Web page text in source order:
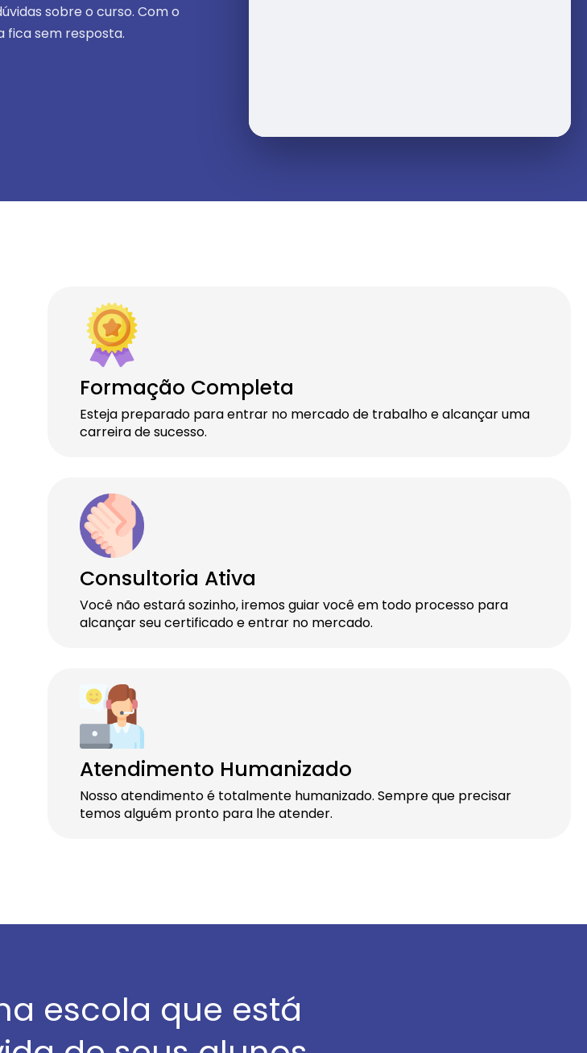
sobre o curso. Com o
fica sem resposta.
Formação Completa
Esteja preparado para entrar no mercado de trabalho e alcançar uma
carreira de sucesso.
Consultoria Ativa
Você não estará sozinho, iremos guiar você em todo processo para
alcançar seu certificado e entrar no mercado.
Atendimento Humanizado
Nosso atendimento é totalmente humanizado. Sempre que precisar
temos alguém pronto para lhe atender.
escola que está